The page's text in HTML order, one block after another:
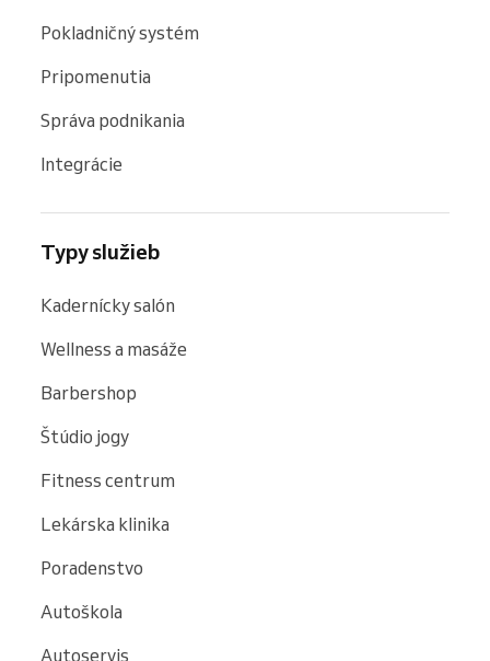
Pokladničný systém
Pripomenutia
Správa podnikania
Integrácie
Typy služieb
Kadernícky salón
Wellness a masáže
Barbershop
Štúdio jogy
Fitness centrum
Lekárska klinika
Poradenstvo
Autoškola
Autoservis